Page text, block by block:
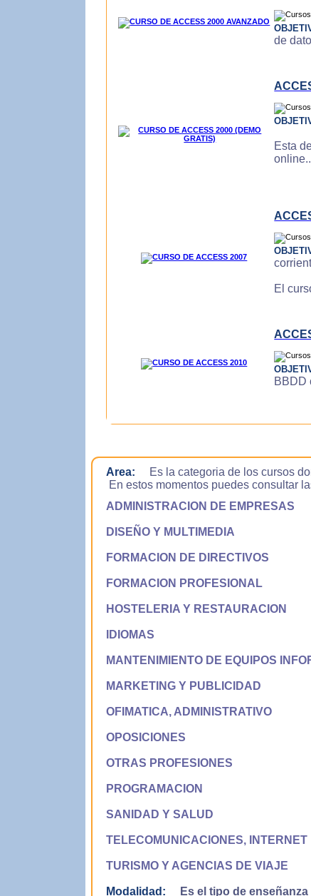
de
Esta
El
BBDD
Area:
Es la categoria de los cursos
En estos momentos puedes consultar
ADMINISTRACION DE EMPRESAS
DISEÑO Y MULTIMEDIA
FORMACION DE DIRECTIVOS
FORMACION PROFESIONAL
HOSTELERIA Y RESTAURACION
IDIOMAS
MANTENIMIENTO DE EQUIPOS
MARKETING Y PUBLICIDAD
OFIMATICA, ADMINISTRATIVO
OPOSICIONES
OTRAS PROFESIONES
PROGRAMACION
SANIDAD Y SALUD
TELECOMUNICACIONES, INTERNET
TURISMO Y AGENCIAS DE VIAJE
Modalidad: Es el tipo de